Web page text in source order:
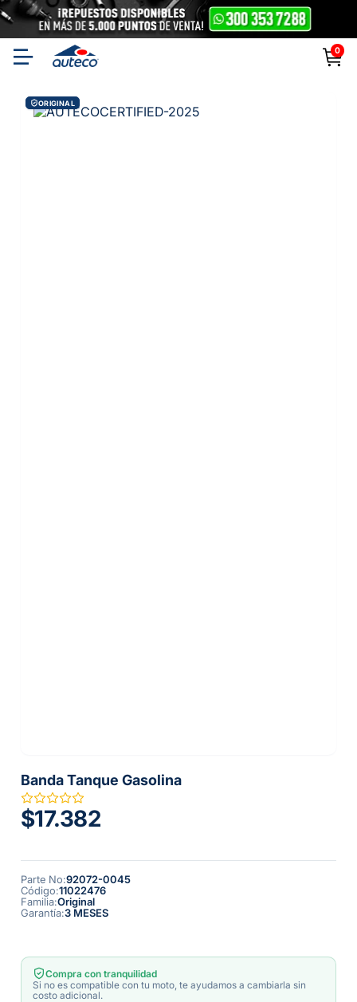
0
ORIGINAL
Banda Tanque Gasolina
$17.382
Parte No:92072-0045
Código:11022476
Familia:Original
Garantía:3 MESES
Compra con tranquilidad
Si no es compatible con tu moto, te ayudamos a cambiarla sin
costo adicional.